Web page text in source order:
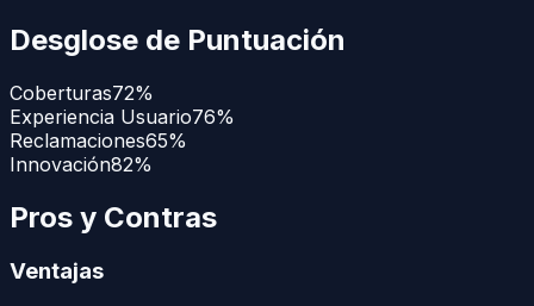
Desglose de Puntuación
Coberturas72%
Experiencia Usuario76%
Reclamaciones65%
Innovación82%
Pros y Contras
Ventajas